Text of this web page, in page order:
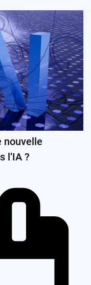
nouvelle
l’IA ?